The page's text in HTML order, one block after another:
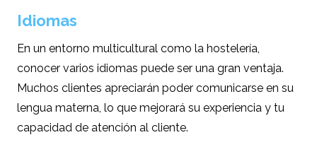
Idiomas
En un entorno multicultural como la hostelería,
conocer varios idiomas puede ser una gran ventaja.
Muchos clientes apreciarán poder comunicarse en su
lengua materna, lo que mejorará su experiencia y tu
capacidad de atención al cliente.